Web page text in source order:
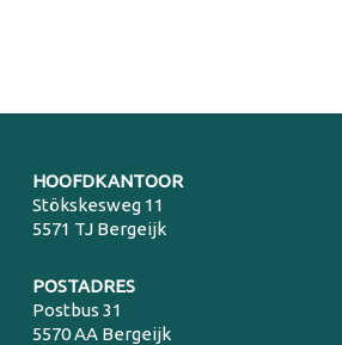
HOOFDKANTOOR
Stökskesweg 11
5571 TJ Bergeijk
POSTADRES
Postbus 31
5570 AA Bergeijk